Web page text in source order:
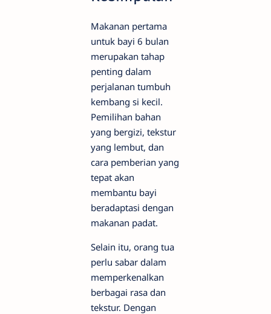
Makanan pertama
untuk bayi 6 bulan
merupakan tahap
penting dalam
perjalanan tumbuh
kembang si kecil.
Pemilihan bahan
yang bergizi, tekstur
yang lembut, dan
cara pemberian yang
tepat akan
membantu bayi
beradaptasi dengan
makanan padat.
Selain itu, orang tua
perlu sabar dalam
memperkenalkan
berbagai rasa dan
tekstur. Dengan